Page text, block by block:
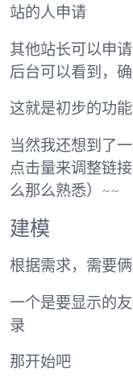
站的人申请
其他站长可以申
后台可以看到，
这就是初步的功
当然我还想到了
点击量来调整链
么那么熟悉）~~
建模
根据需求，需要
一个是要显示的
录
那开始吧